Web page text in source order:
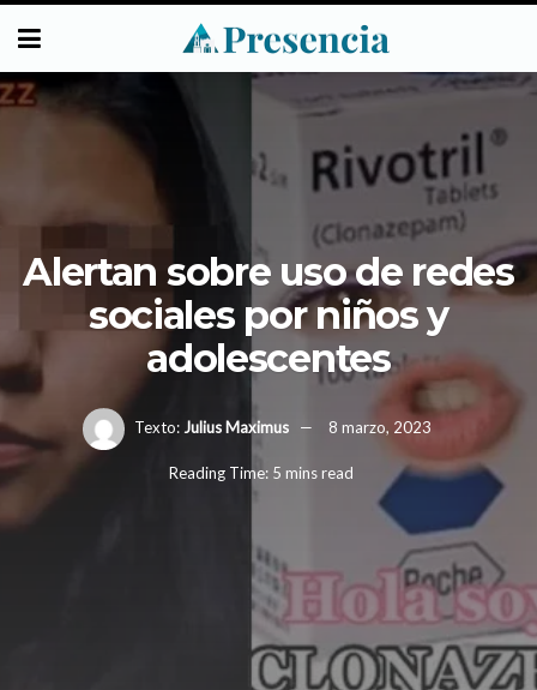
Alertan sobre uso de redes
sociales por niños y
adolescentes
Texto: Julius Maximus 8 marzo, 2023
Reading Time: 5 mins read